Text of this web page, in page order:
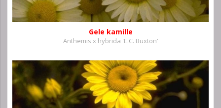
Gele kamille
Anthemis x hybrida 'E.C. Buxton'